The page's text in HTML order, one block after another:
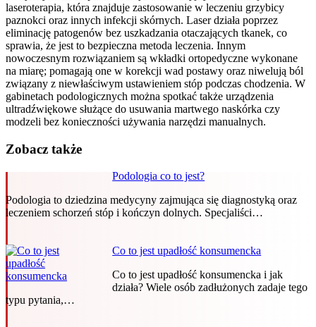
laseroterapia, która znajduje zastosowanie w leczeniu grzybicy
paznokci oraz innych infekcji skórnych. Laser działa poprzez
eliminację patogenów bez uszkadzania otaczających tkanek, co
sprawia, że jest to bezpieczna metoda leczenia. Innym
nowoczesnym rozwiązaniem są wkładki ortopedyczne wykonane
na miarę; pomagają one w korekcji wad postawy oraz niwelują ból
związany z niewłaściwym ustawieniem stóp podczas chodzenia. W
gabinetach podologicznych można spotkać także urządzenia
ultradźwiękowe służące do usuwania martwego naskórka czy
modzeli bez konieczności używania narzędzi manualnych.
Zobacz także
Podologia co to jest?
Podologia to dziedzina medycyny zajmująca się diagnostyką oraz
leczeniem schorzeń stóp i kończyn dolnych. Specjaliści…
Co to jest upadłość konsumencka
Co to jest upadłość konsumencka i jak
działa? Wiele osób zadłużonych zadaje tego
typu pytania,…